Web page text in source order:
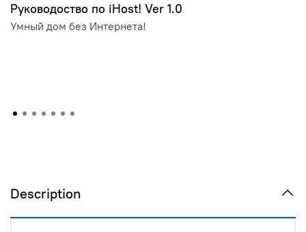
Руководоство по iHost! Ver 1.0
Умный дом без Интернета!
Description